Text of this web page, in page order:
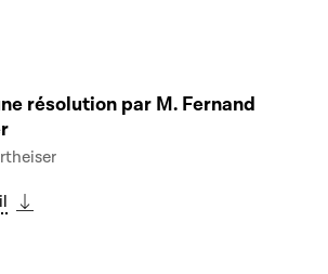
résolution par M. Fernand